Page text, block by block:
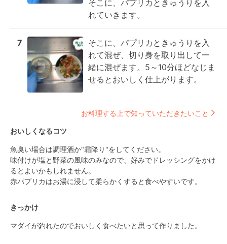
そこに、パプリカときゅうりを入
れていきます。
7
そこに、パプリカときゅうりを入
れて混ぜ、切り身を取り出して一
緒に混ぜます。5～10分ほどなじま
せるとおいしく仕上がります。
お料理する上で知っていただきたいこと
おいしくなるコツ
魚臭い場合は調理酒か"霜降り"をしてください。
味付けが塩と野菜の風味のみなので、好みでドレッシングをかけ
るとよいかもしれません。
赤パプリカはお湯に浸して柔らかくすると食べやすいです。
きっかけ
マダイが釣れたのでおいしく食べたいと思って作りました。